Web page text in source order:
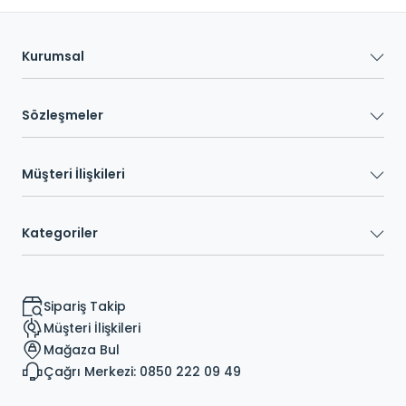
Kurumsal
Sözleşmeler
Müşteri İlişkileri
Kategoriler
Sipariş Takip
Müşteri İlişkileri
Mağaza Bul
Çağrı Merkezi: 0850 222 09 49